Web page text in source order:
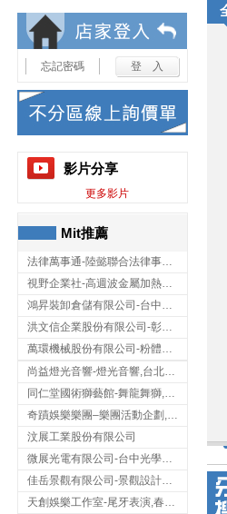
忘記密碼
影片分享
更多影片
Mit推薦
法律萬事通-陸懿聯合法律事務所
視野企業社-高週波金屬加熱設備,彰化高週波金屬加熱設備
鴻昇裝卸倉儲有限公司-台中貨櫃裝卸
洪文信企業股份有限公司-彰化鋅合金鑄造,彰化五金加工,彰化五金配件
萬環機械股份有限公司-粉體塗裝設備,輸送機,輸送機設備,台南輸送機
尚益燈光音響-燈光音響,台北燈光音響,台北燈光音響出租
同仁堂國術獅藝館-舞龍舞獅,台中舞龍舞獅
奇蹟娛樂樂團–樂團活動企劃,台中樂團表演,台中婚禮樂團
汶展工業股份有限公司
微展光電有限公司-台中光學鍍膜,optical filter taiwan,台灣光學鍍膜
佳岳景觀有限公司-景觀設計公司,台北景觀設計,台北景觀工程,中山區景觀設計
天創娛樂工作室-尾牙表演,春酒表演,板橋尾牙表演